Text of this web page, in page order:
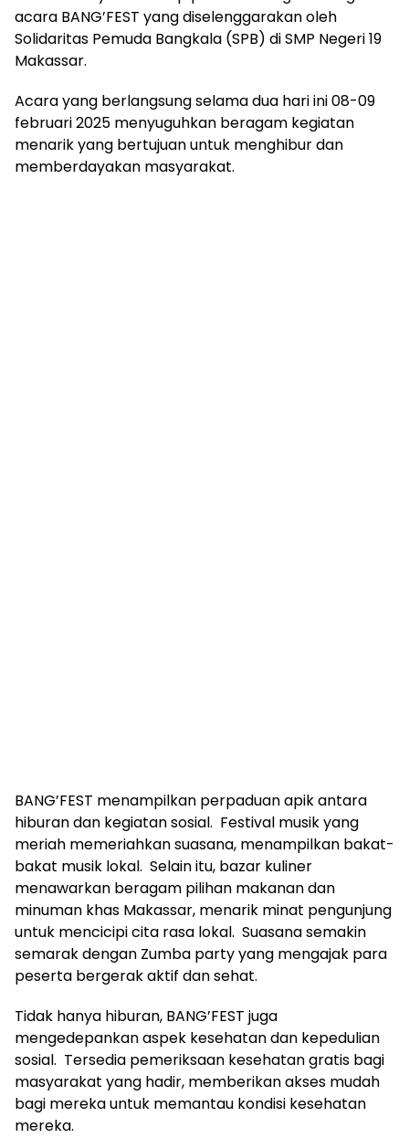
acara BANG’FEST yang diselenggarakan oleh
Solidaritas Pemuda Bangkala (SPB) di SMP Negeri 19
Makassar.
Acara yang berlangsung selama dua hari ini 08-09
februari 2025 menyuguhkan beragam kegiatan
menarik yang bertujuan untuk menghibur dan
memberdayakan masyarakat.
BANG’FEST menampilkan perpaduan apik antara
hiburan dan kegiatan sosial. Festival musik yang
meriah memeriahkan suasana, menampilkan bakat-
bakat musik lokal. Selain itu, bazar kuliner
menawarkan beragam pilihan makanan dan
minuman khas Makassar, menarik minat pengunjung
untuk mencicipi cita rasa lokal. Suasana semakin
semarak dengan Zumba party yang mengajak para
peserta bergerak aktif dan sehat.
Tidak hanya hiburan, BANG’FEST juga
mengedepankan aspek kesehatan dan kepedulian
sosial. Tersedia pemeriksaan kesehatan gratis bagi
masyarakat yang hadir, memberikan akses mudah
bagi mereka untuk memantau kondisi kesehatan
mereka.